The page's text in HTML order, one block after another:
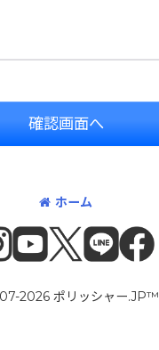
確認画面へ
ホーム
2026 ポリッシャー.JP™